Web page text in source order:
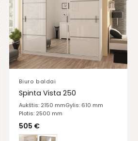
Biuro baldai
Spinta Vista 250
Aukštis: 2150 mmGylis: 610 mm
Plotis: 2500 mm
505 €